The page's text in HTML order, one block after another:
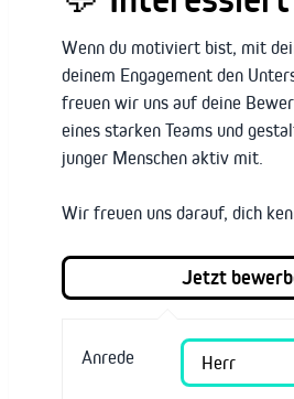
Wenn du motiviert bist, mit
deinem Engagement den
freuen wir uns auf deine
eines starken Teams und
junger Menschen aktiv mit.
Wir freuen uns darauf, dich
Anrede